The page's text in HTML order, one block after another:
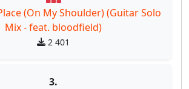
(On My Shoulder) (Guitar Solo
Mix - feat. bloodfield)
2 401
3.